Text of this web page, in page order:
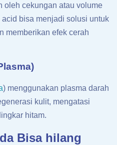
oleh cekungan atau volume
bisa menjadi solusi untuk
memberikan efek cerah
) menggunakan plasma darah
kulit, mengatasi
hitam.
Bisa hilang